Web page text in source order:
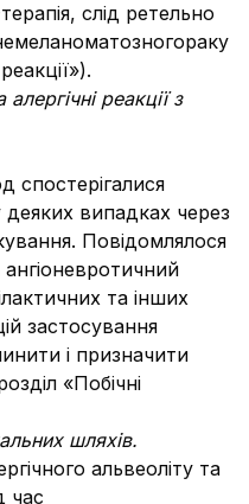
слід ретельно
алергічні реакції з
спостерігалися
деяких випадках через
Повідомлялося
та інших
застосування
і призначити
«Побічні
шляхів.
альвеоліту та
час